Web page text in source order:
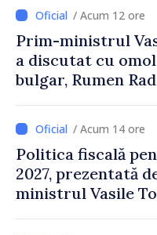
/ Acum 12 ore
Prim-ministrul
a discutat cu
bulgar, Rumen
/ Acum 14 ore
Politica fiscală
2027, prezentată
ministrul Vasile